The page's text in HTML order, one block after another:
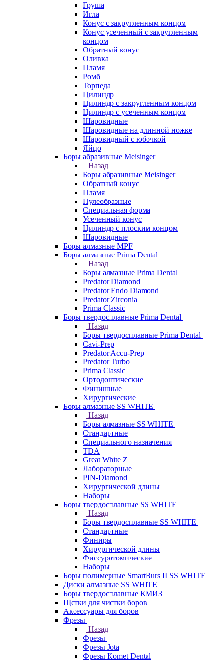
Груша
Игла
Конус c закругленным концом
Конус усеченный c закругленным
концом
Обратный конус
Оливка
Пламя
Ромб
Торпеда
Цилиндр
Цилиндр с закругленным концом
Цилиндр с усеченным концом
Шаровидные
Шаровидные на длинной ножке
Шаровидный с юбочкой
Яйцо
Боры абразивные Meisinger
Назад
Боры абразивные Meisinger
Обратный конус
Пламя
Пулеобразные
Специальная форма
Усеченный конус
Цилиндр с плоским концом
Шаровидные
Боры алмазные MPF
Боры алмазные Prima Dental
Назад
Боры алмазные Prima Dental
Predator Diamond
Predator Endo Diamond
Predator Zirconia
Prima Classic
Боры твердосплавные Prima Dental
Назад
Боры твердосплавные Prima Dental
Cavi-Prep
Predator Accu-Prep
Predator Turbo
Prima Classic
Ортодонтические
Финишные
Хирургические
Боры алмазные SS WHITE
Назад
Боры алмазные SS WHITE
Стандартные
Специального назначения
TDA
Great White Z
Лабораторные
PIN-Diamond
Хирургической длины
Наборы
Боры твердосплавные SS WHITE
Назад
Боры твердосплавные SS WHITE
Стандартные
Финиры
Хирургической длины
Фиссуротомические
Наборы
Боры полимерные SmartBurs II SS WHITE
Диски алмазные SS WHITE
Боры твердосплавные КМИЗ
Щетки для чистки боров
Аксессуары для боров
Фрезы
Назад
Фрезы
Фрезы Jota
Фрезы Komet Dental